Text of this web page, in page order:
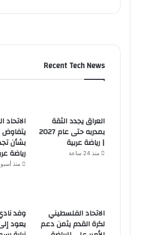
Recent Tech News
العراق يجدد الثقة
بمدربه حتى عام 2027
| رياضة عربية
منذ 24 ساعة
الاتحاد
يتفاوض
بشأن
رياضة
منذ
الاتحاد الفلسطيني
لكرة القدم يثمن دعم
وفد
يعود